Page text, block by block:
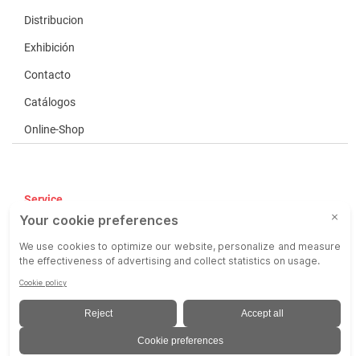
Distribucion
Exhibición
Contacto
Catálogos
Online-Shop
Service
CGV
COP
Responsabilidad